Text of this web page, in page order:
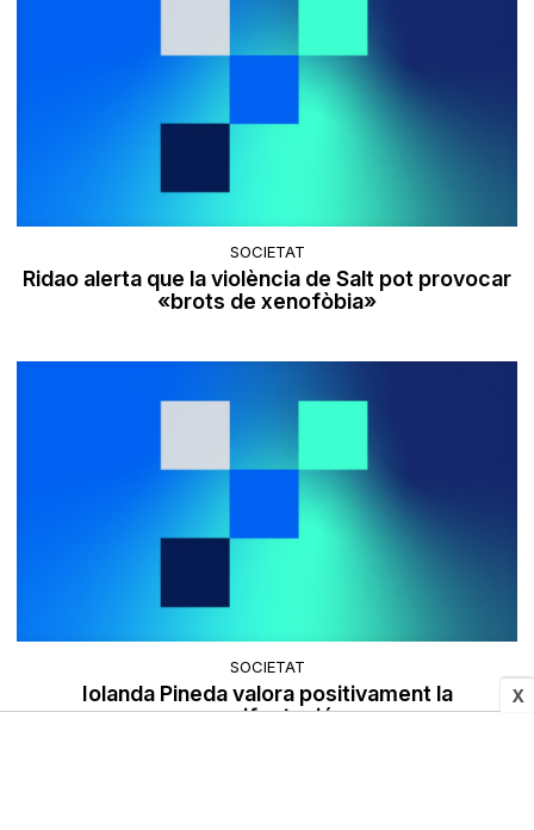
X
SOCIETAT
Ridao alerta que la violència de Salt pot provocar
«brots de xenofòbia»
SOCIETAT
Iolanda Pineda valora positivament la
manifestació